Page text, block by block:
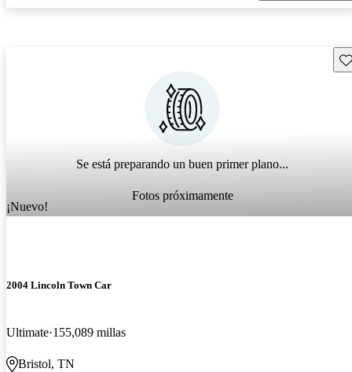
Se está preparando un buen primer plano...
Fotos próximamente
¡Nuevo!
2004 Lincoln Town Car
Ultimate 155,089 millas
Bristol, TN